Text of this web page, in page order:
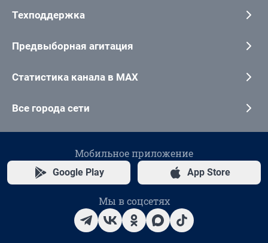
Техподдержка
Предвыборная агитация
Статистика канала в MAX
Все города сети
Мобильное приложение
Google Play App Store
Мы в соцсетях